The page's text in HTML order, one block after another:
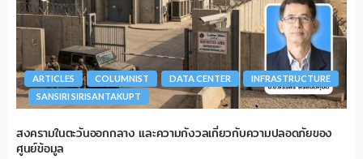
ARTICLES COLUMNIST DATA CENTER
INFRASTRUCTURE
SANSIRI SIRISANTAKUPT
สงครามในตะวันออกกลาง และความกังวลเกี่ยวกับความปลอดภัยของ
ศูนย์ข้อมูล